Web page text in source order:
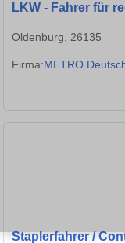
LKW - Fahrer für
Oldenburg, 26135
Firma:METRO
Staplerfahrer /